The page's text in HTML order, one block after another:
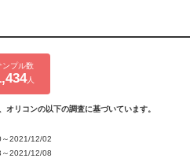
ンプル数
人
オリコンの以下の調査に基づいています。
2021/12/02
2021/12/08